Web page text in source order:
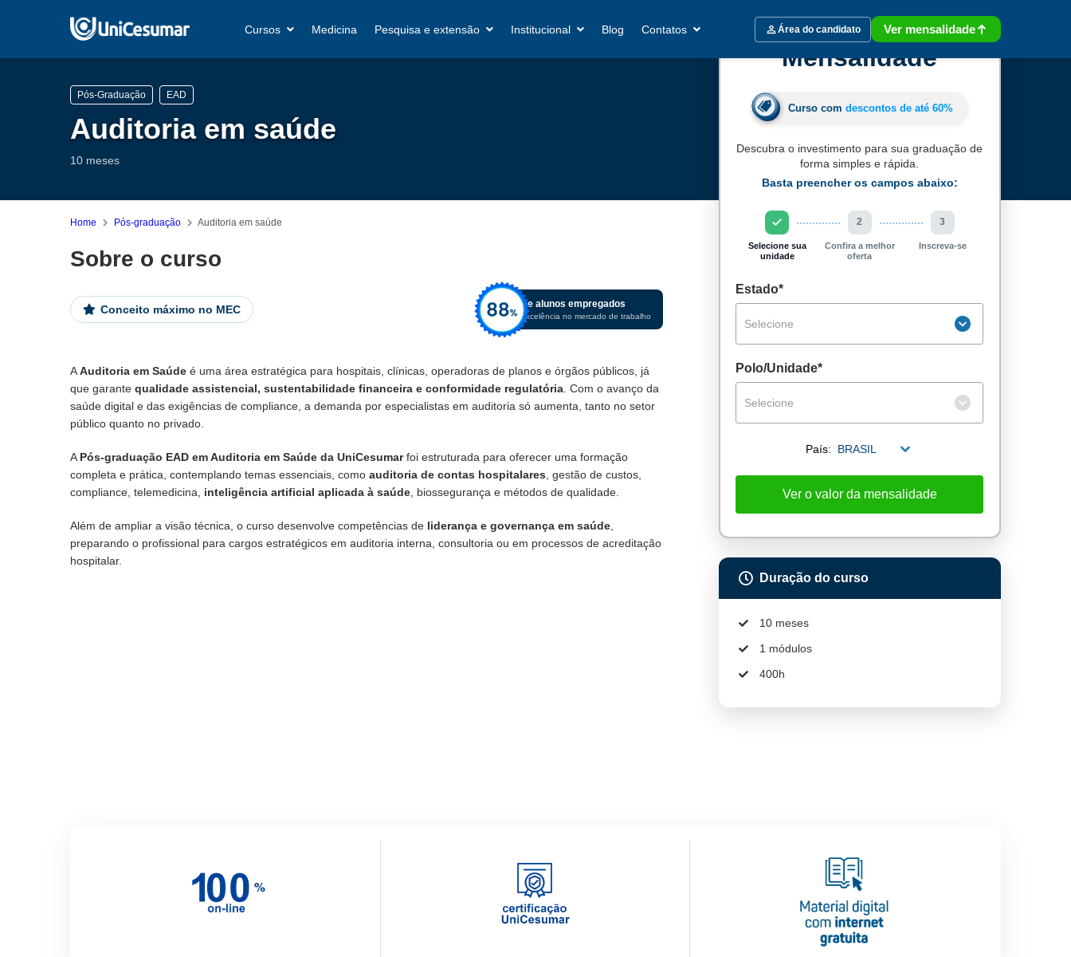
Cursos Medicina Pesquisa e extensão Institucional Blog Contatos Área do candidato Ver mensalidade
Pós-Graduação EAD
Auditoria em saúde
10 meses
Home Pós-graduação Auditoria em saúde
Sobre o curso
Conceito máximo no MEC De alunos empregados
Excelência no mercado de trabalho
AAuditoria em Saúde é uma área estratégica para hospitais, clínicas, operadoras de planos e órgãos públicos, já
que garante qualidade assistencial, sustentabilidade financeira e conformidade regulatória . Com o avanço da
saúde digital e das exigências de compliance, a demanda por especialistas em auditoria só aumenta, tanto no setor
público quanto no privado.
A Pós-graduação EAD em Auditoria em Saúde da UniCesumarfoi estruturada para oferecer uma formação
completa e prática, contemplando temas essenciais, como auditoria de contas hospitalares , gestão de custos,
compliance, telemedicina, inteligência artificial aplicada à saúde , biossegurança e métodos de qualidade.
Além de ampliar a visão técnica, o curso desenvolve competências de liderança e governança em saúde
preparando o profissional para cargos estratégicos em auditoria interna, consultoria ou em processos de acreditação
hospitalar.
Mensalidade
Curso com descontos de até 60%
Descubra o investimento para sua graduação de
forma simples e rápida.
Basta preencher os campos abaixo:
Selecione sua
unidade
2
Confira a melhor
oferta
3
Inscreva-se
Estado*
Selecione
Polo/Unidade*
Selecione
País: BRASIL
Ver o valor da mensalidade
Duração do curso
10 meses
1 módulos
400h